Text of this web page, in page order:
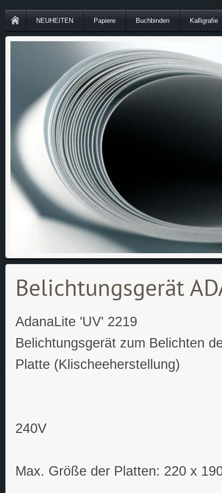
NEUHEITEN Papiere Buchbinden Kalligrafie
Belichtungsgerät
AdanaLite 'UV' 2219
Belichtungsgerät zum Belichten
Platte (Klischeeherstellung)
240V
Max. Größe der Platten: 220 x